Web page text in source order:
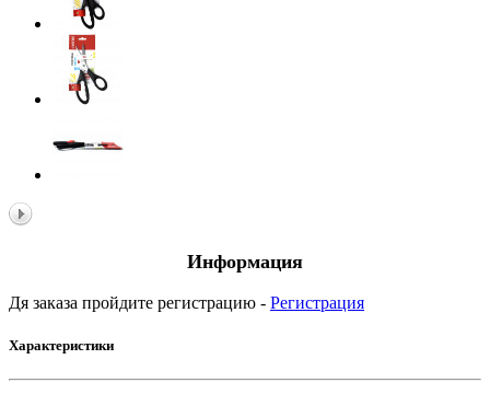
Информация
Дя заказа пройдите регистрацию - Регистрация
Характеристики